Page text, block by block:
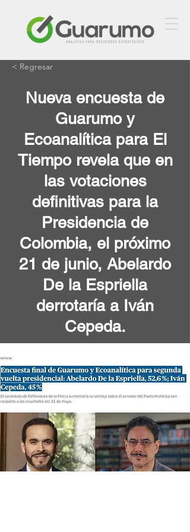
< Regresar
Nueva encuesta de
Guarumo y
Ecoanalítica para El
Tiempo revela que en
las votaciones
definitivas para la
Presidencia de
Colombia, el próximo
21 de junio, Abelardo
De la Espriella
derrotaría a Iván
Cepeda.